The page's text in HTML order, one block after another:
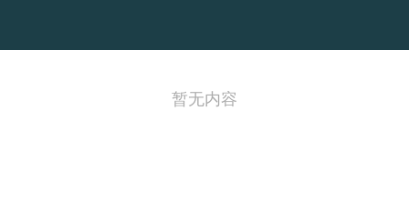
暂无内容